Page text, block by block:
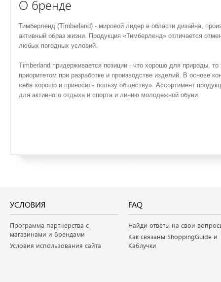
О бренде
Тимберленд (Timberland) - мировой лидер в области дизайна,
активный образ жизни. Продукция «Тимберленд» отличается
любых погодных условий.
Timberland придерживается позиции - что хорошо для природы,
приоритетом при разработке и производстве изделий. В основе
себя хорошо и приносить пользу обществу». Ассортимент
для активного отдыха и спорта и линию молодежной обуви.
УСЛОВИЯ
Программа партнерства с
магазинами и брендами
Условия использования сайта
FAQ
Найди ответы на свои
Как связаны ShoppingGuide и
Каблучки